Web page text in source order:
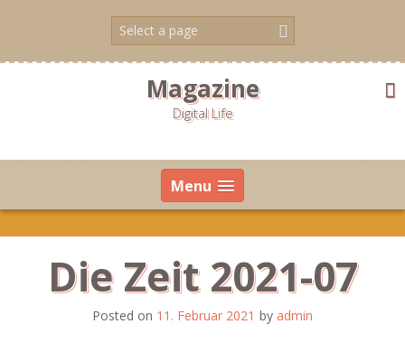
Magazine
Digital Life
Menu
Die Zeit 2021-07
Posted on 11. Februar 2021 by admin